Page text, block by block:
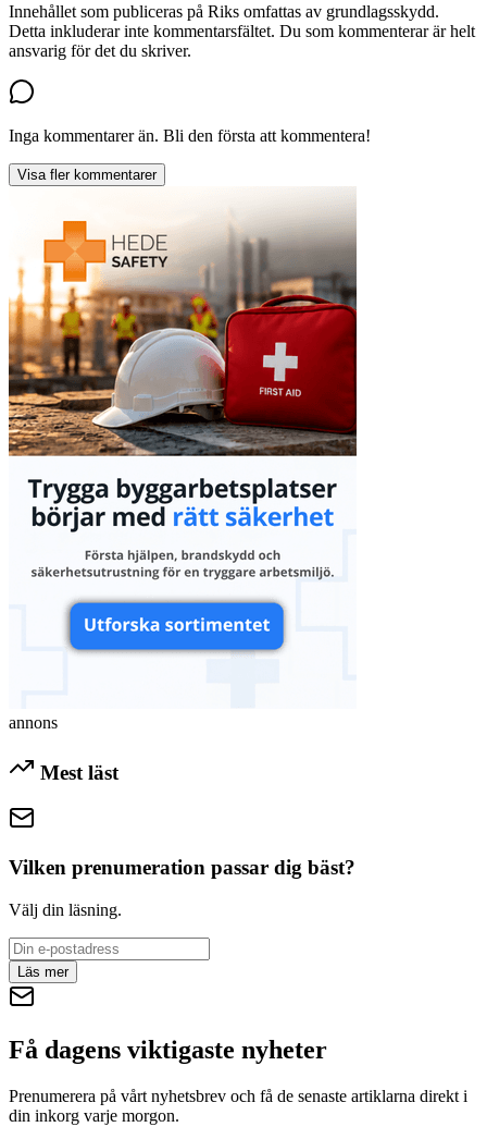
Innehållet som publiceras på Riks omfattas av grundlagsskydd.
Detta inkluderar inte kommentarsfältet. Du som kommenterar är helt
ansvarig för det du skriver.
Inga kommentarer än. Bli den första att kommentera!
Visa fler kommentarer
annons
Mest läst
Vilken prenumeration passar dig bäst?
Välj din läsning.
Läs mer
Få dagens viktigaste nyheter
Prenumerera på vårt nyhetsbrev och få de senaste artiklarna direkt i
din inkorg varje morgon.